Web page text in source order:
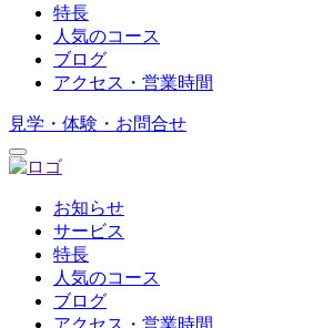
特長
人気のコース
ブログ
アクセス・営業時間
見学・体験・お問合せ
お知らせ
サービス
特長
人気のコース
ブログ